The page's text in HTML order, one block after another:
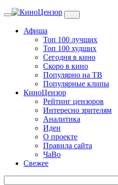
Toggle
Афиша
Топ 100 лучших
Топ 100 худших
Сегодня в кино
Скоро в кино
Популярно на ТВ
Популярные клипы
КиноЦензор
Рейтинг цензоров
Интересно зрителям
Аналитика
Идеи
О проекте
Правила сайта
ЧаВо
Свежее